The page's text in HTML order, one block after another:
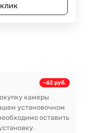
-62 руб.
камеры
установочном
оставить